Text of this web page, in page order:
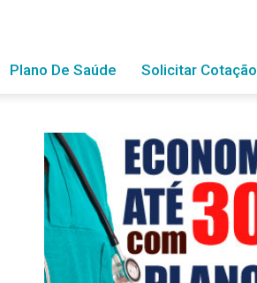
Plano De Saúde Solicitar Cotação